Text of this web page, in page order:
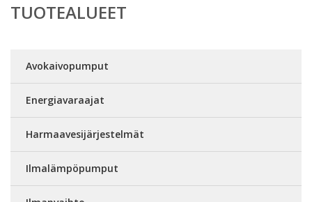
TUOTEALUEET
Avokaivopumput
Energiavaraajat
Harmaavesijärjestelmät
Ilmalämpöpumput